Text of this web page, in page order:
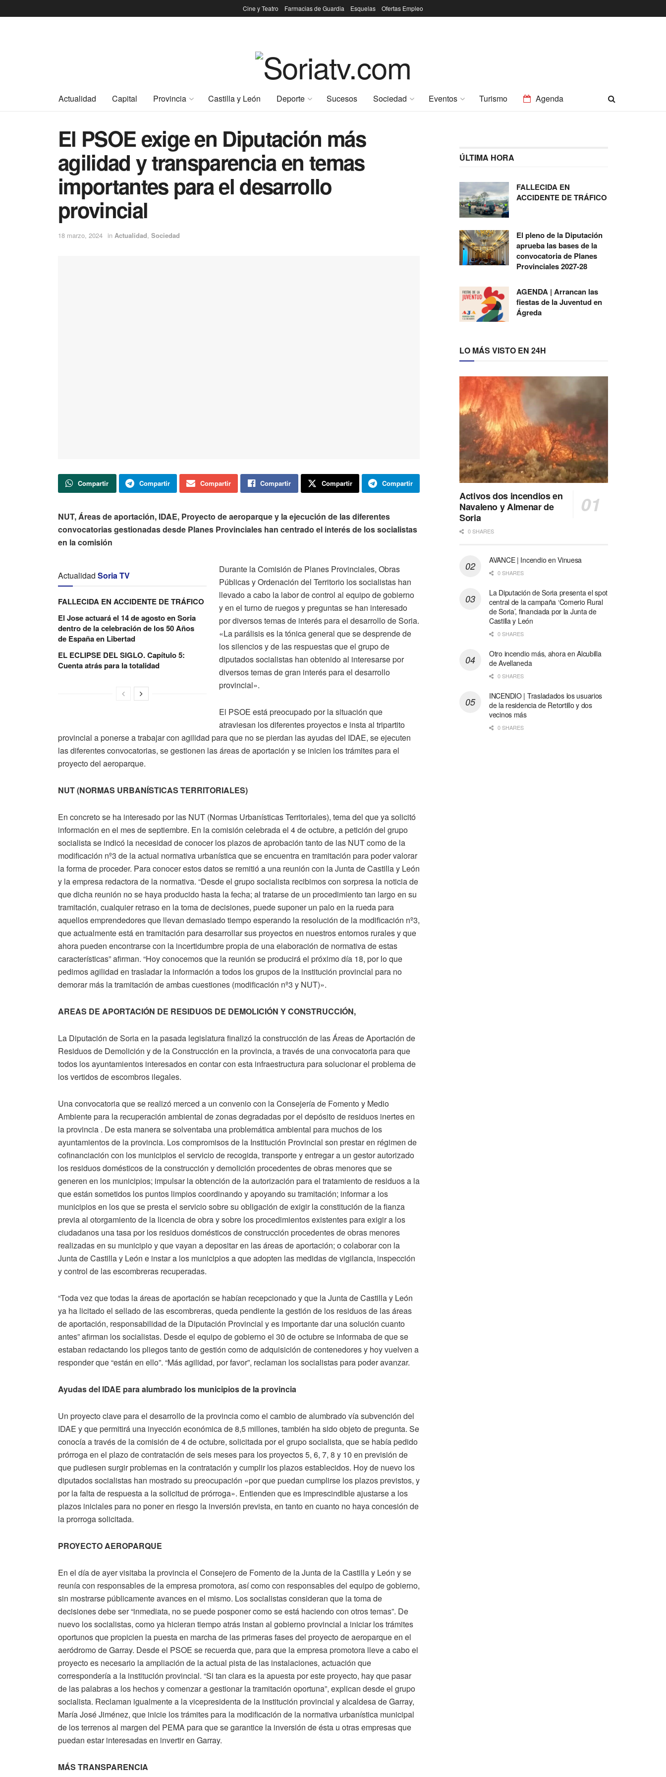
Cine y Teatro Farmacias de Guardia Esquelas Ofertas Empleo
Actualidad Capital Provincia Castilla y León Deporte Sucesos Sociedad Eventos Turismo Agenda
El PSOE exige en Diputación más
agilidad y transparencia en temas
importantes para el desarrollo
provincial
18 marzo, 2024 in Actualidad, Sociedad
Compartir Compartir Compartir Compartir Compartir Compartir
NUT, Áreas de aportación, IDAE, Proyecto de aeroparque y la ejecución de las diferentes
convocatorias gestionadas desde Planes Provinciales han centrado el interés de los socialistas
en la comisión
Actualidad Soria TV
FALLECIDA EN ACCIDENTE DE TRÁFICO
El Jose actuará el 14 de agosto en Soria
dentro de la celebración de los 50 Años
de España en Libertad
EL ECLIPSE DEL SIGLO. Capítulo 5:
Cuenta atrás para la totalidad
Durante la Comisión de Planes Provinciales, Obras
Públicas y Ordenación del Territorio los socialistas han
llevado a cabo la labor de control al equipo de gobierno
y en el turno de ruegos y preguntas se han interesado
por diversos temas de interés para el desarrollo de Soria.
«La parálisis es la tónica general que se desprende de
los silencios y de las respuestas que el grupo de
diputados socialistas han obtenido al interesarse por
diversos temas de gran interés para el desarrollo
provincial».
El PSOE está preocupado por la situación que
atraviesan los diferentes proyectos e insta al tripartito
provincial a ponerse a trabajar con agilidad para que no se pierdan las ayudas del IDAE, se ejecuten
las diferentes convocatorias, se gestionen las áreas de aportación y se inicien los trámites para el
proyecto del aeroparque.
NUT(NORMAS URBANÍSTICAS TERRITORIALES)
En concreto se ha interesado por las NUT (Normas Urbanísticas Territoriales), tema del que ya solicitó
información en el mes de septiembre. En la comisión celebrada el 4 de octubre, a petición del grupo
socialista se indicó la necesidad de conocer los plazos de aprobación tanto de las NUT como de la
modificación nº3 de la actual normativa urbanística que se encuentra en tramitación para poder valorar
la forma de proceder. Para conocer estos datos se remitió a una reunión con la Junta de Castilla y León
y la empresa redactora de la normativa. “Desde el grupo socialista recibimos con sorpresa la noticia de
que dicha reunión no se haya producido hasta la fecha; al tratarse de un procedimiento tan largo en su
tramitación, cualquier retraso en la toma de decisiones, puede suponer un palo en la rueda para
aquellos emprendedores que llevan demasiado tiempo esperando la resolución de la modificación nº3,
que actualmente está en tramitación para desarrollar sus proyectos en nuestros entornos rurales y que
ahora pueden encontrarse con la incertidumbre propia de una elaboración de normativa de estas
características” afirman. “Hoy conocemos que la reunión se producirá el próximo día 18, por lo que
pedimos agilidad en trasladar la información a todos los grupos de la institución provincial para no
demorar más la tramitación de ambas cuestiones (modificación nº3 y NUT)».
AREAS DE APORTACIÓN DE RESIDUOS DE DEMOLICIÓN Y CONSTRUCCIÓN,
La Diputación de Soria en la pasada legislatura finalizó la construcción de las Áreas de Aportación de
Residuos de Demolición y de la Construcción en la provincia, a través de una convocatoria para que
todos los ayuntamientos interesados en contar con esta infraestructura para solucionar el problema de
los vertidos de escombros ilegales.
Una convocatoria que se realizó merced a un convenio con la Consejería de Fomento y Medio
Ambiente para la recuperación ambiental de zonas degradadas por el depósito de residuos inertes en
la provincia . De esta manera se solventaba una problemática ambiental para muchos de los
ayuntamientos de la provincia. Los compromisos de la Institución Provincial son prestar en régimen de
cofinanciación con los municipios el servicio de recogida, transporte y entregar a un gestor autorizado
los residuos domésticos de la construcción y demolición procedentes de obras menores que se
generen en los municipios; impulsar la obtención de la autorización para el tratamiento de residuos a la
que están sometidos los puntos limpios coordinando y apoyando su tramitación; informar a los
municipios en los que se presta el servicio sobre su obligación de exigir la constitución de la fianza
previa al otorgamiento de la licencia de obra y sobre los procedimientos existentes para exigir a los
ciudadanos una tasa por los residuos domésticos de construcción procedentes de obras menores
realizadas en su municipio y que vayan a depositar en las áreas de aportación; o colaborar con la
Junta de Castilla y León e instar a los municipios a que adopten las medidas de vigilancia, inspección
y control de las escombreras recuperadas.
“Toda vez que todas la áreas de aportación se habían recepcionado y que la Junta de Castilla y León
ya ha licitado el sellado de las escombreras, queda pendiente la gestión de los residuos de las áreas
de aportación, responsabilidad de la Diputación Provincial y es importante dar una solución cuanto
antes”afirman los socialistas. Desde el equipo de gobierno el 30 de octubre se informaba de que se
estaban redactando los pliegos tanto de gestión como de adquisición de contenedores y hoy vuelven a
responder que “están en ello”. “Más agilidad, por favor”, reclaman los socialistas para poder avanzar.
Ayudas del IDAE para alumbrado los municipios de la provincia
Un proyecto clave para el desarrollo de la provincia como el cambio de alumbrado vía subvención del
IDAE y que permitirá una inyección económica de 8,5 millones, también ha sido objeto de pregunta. Se
conocía a través de la comisión de 4 de octubre, solicitada por el grupo socialista, que se había pedido
prórroga en el plazo de contratación de seis meses para los proyectos 5, 6, 7, 8 y 10 en previsión de
que pudiesen surgir problemas en la contratación y cumplir los plazos establecidos. Hoy de nuevo los
diputados socialistas han mostrado su preocupación «por que puedan cumplirse los plazos previstos, y
por la falta de respuesta a la solicitud de prórroga». Entienden que es imprescindible ajustarse a los
plazos iniciales para no poner en riesgo la inversión prevista, en tanto en cuanto no haya concesión de
la prorroga solicitada.
PROYECTO AEROPARQUE
En el día de ayer visitaba la provincia el Consejero de Fomento de la Junta de la Castilla y León y se
reunía con responsables de la empresa promotora, así como con responsables del equipo de gobierno,
sin mostrarse públicamente avances en el mismo. Los socialistas consideran que la toma de
decisiones debe ser “inmediata, no se puede posponer como se está haciendo con otros temas”. De
nuevo los socialistas, como ya hicieran tiempo atrás instan al gobierno provincial a iniciar los trámites
oportunos que propicien la puesta en marcha de las primeras fases del proyecto de aeroparque en el
aeródromo de Garray. Desde el PSOE se recuerda que, para que la empresa promotora lleve a cabo el
proyecto es necesario la ampliación de la actual pista de las instalaciones, actuación que
correspondería a la institución provincial. “Si tan clara es la apuesta por este proyecto, hay que pasar
de las palabras a los hechos y comenzar a gestionar la tramitación oportuna”, explican desde el grupo
socialista. Reclaman igualmente a la vicepresidenta de la institución provincial y alcaldesa de Garray,
María José Jiménez, que inicie los trámites para la modificación de la normativa urbanística municipal
de los terrenos al margen del PEMA para que se garantice la inversión de ésta u otras empresas que
puedan estar interesadas en invertir en Garray.
MÁS TRANSPARENCIA
ÚLTIMA HORA
FALLECIDA EN
ACCIDENTE DE TRÁFICO
El pleno de la Diputación
aprueba las bases de la
convocatoria de Planes
Provinciales 2027-28
AGENDA | Arrancan las
fiestas de la Juventud en
Ágreda
LO MÁS VISTO EN 24H
Activos dos incendios en
Navaleno y Almenar de
Soria
0 SHARES
AVANCE | Incendio en Vinuesa
0 SHARES
La Diputación de Soria presenta el spot
central de la campaña ‘Comerio Rural
de Soria’, financiada por la Junta de
Castilla y León
0 SHARES
Otro incendio más, ahora en Alcubilla
de Avellaneda
0 SHARES
INCENDIO | Trasladados los usuarios
de la residencia de Retortillo y dos
vecinos más
0 SHARES